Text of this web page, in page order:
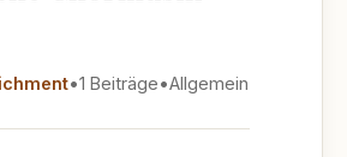
•1 Beiträge•Allgemein